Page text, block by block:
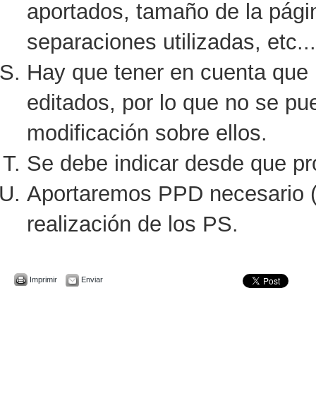
aportados, tamaño de la
separaciones utilizadas,
Hay que tener en cuenta
editados, por lo que no se
modificación sobre ellos.
Se debe indicar desde que
Aportaremos PPD necesario
realización de los PS.
Imprimir Enviar